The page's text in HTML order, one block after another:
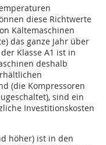
diese Richtwerte
Kältemaschinen
das ganze Jahr über
Klasse A1 ist in
deshalb
(die Kompressoren
sind ein
Investitionskosten
höher) ist in den